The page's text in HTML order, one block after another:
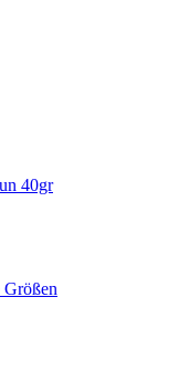
40gr
Größen